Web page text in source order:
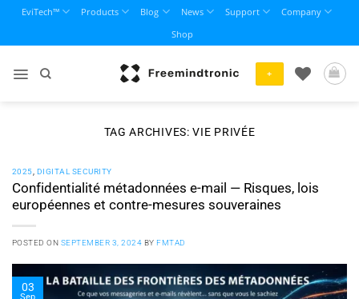
content
EviTech™ Products Blog News Support
Company
Shop
+
TAG ARCHIVES:VIE PRIVÉE
2025 DIGITAL SECURITY
Confidentialité métadonnées e-mail — Risques, lois
européennes et contre-mesures souveraines
POSTED ON SEPTEMBER 3, 2024 BYFMTAD
03